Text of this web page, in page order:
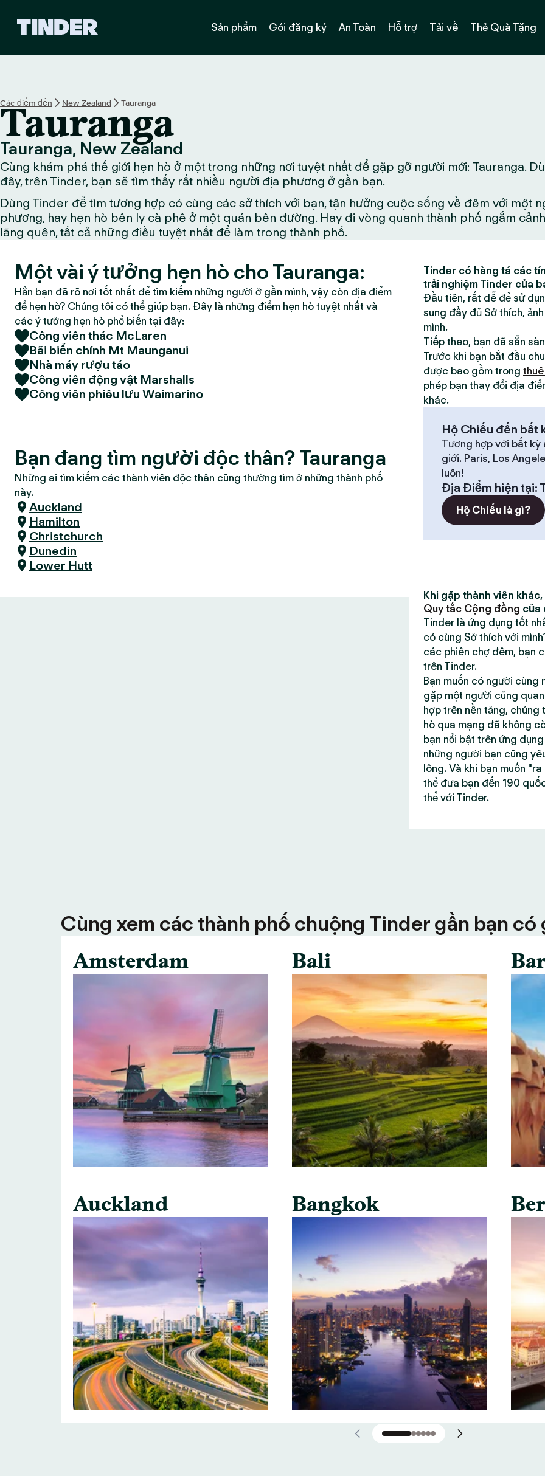
h
ủ
i
n
d
e
r
Sản phẩm Gói đăng ký An Toàn Hỗ trợ Tải về Thẻ Quà Tặng
Các điểm đến New Zealand Tauranga
Tauranga
Tauranga, New Zealand
Cùng khám phá thế giới hẹn hò ở một trong những nơi tuyệt nhất để gặp gỡ người mới: Tauranga.
đây, trên Tinder, bạn sẽ tìm thấy rất nhiều người địa phương ở gần bạn.
Dùng Tinder để tìm tương hợp có cùng các sở thích với bạn, tận hưởng cuộc sống về đêm với một
phương, hay hẹn hò bên ly cà phê ở một quán bên đường. Hay đi vòng quanh thành phố ngắm
lãng quên, tất cả những điều tuyệt nhất để làm trong thành phố.
Một vài ý tưởng hẹn hò cho Tauranga:
Hẳn bạn đã rõ nơi tốt nhất để tìm kiếm những người ở gần mình, vậy còn địa điểm
để hẹn hò? Chúng tôi có thể giúp bạn. Đây là những điểm hẹn hò tuyệt nhất và
các ý tưởng hẹn hò phổ biến tại đây:
Công viên thác McLaren
Bãi biển chính Mt Maunganui
Nhà máy rượu táo
Công viên động vật Marshalls
Công viên phiêu lưu Waimarino
Bạn đang tìm người độc thân? Tauranga
Những ai tìm kiếm các thành viên độc thân cũng thường tìm ở những thành phố
này.
Auckland
Hamilton
Christchurch
Dunedin
Lower Hutt
Tinder có hàng tá các
trải nghiệm Tinder của
Đầu tiên, rất dễ để sử
sung đầy đủ Sở thích,
mình.
Tiếp theo, bạn đã sẵn
Trước khi bạn bắt đầu
được bao gồm trong
phép bạn thay đổi địa
khác.
Hộ Chiếu đến bất
Tương hợp với bất kỳ
giới. Paris, Los
luôn!
Địa Điểm hiện tại:
Hộ Chiếu là gì?
Khi gặp thành viên
Quy tắc Cộng đồng của
Tinder là ứng dụng tốt
có cùng Sở thích với
các phiên chợ đêm, bạn
trên Tinder.
Bạn muốn có người cùng
gặp một người cũng
hợp trên nền tảng,
hò qua mạng đã không
bạn nổi bật trên ứng
những người bạn cũng
lông. Và khi bạn muốn
thể đưa bạn đến 190
thể với Tinder.
Cùng xem các thành phố chuộng Tinder gần bạn có
Amsterdam
Auckland
Bali
Bangkok